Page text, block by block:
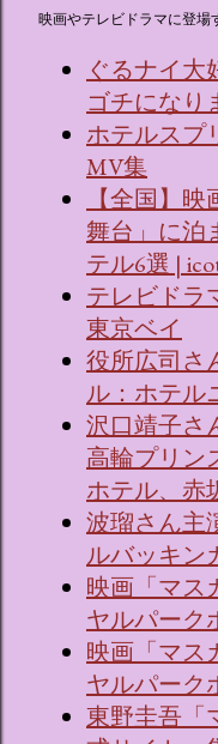
映画やテレビドラマに登場
ぐるナイ大
ゴチになり
ホテルスプ
MV集
【全国】
舞台」に泊
テル6選 |
テレビドラ
東京ベイ
役所広司さ
ル：ホテル
沢口靖子さ
高輪プリン
ホテル、赤
波瑠さん主
ルバッキン
映画「マス
ヤルパーク
映画「マス
ヤルパーク
東野圭吾「